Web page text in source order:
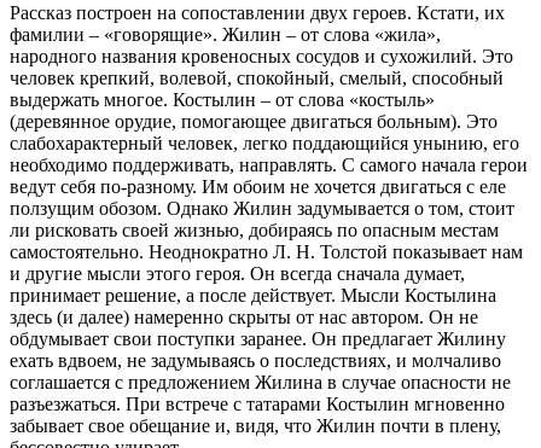
Рассказ построен на сопоставлении двух героев. Кстати, их
фамилии – «говорящие». Жилин – от слова «жила»,
народного названия кровеносных сосудов и сухожилий. Это
человек крепкий, волевой, спокойный, смелый, способный
выдержать многое. Костылин – от слова «костыль»
(деревянное орудие, помогающее двигаться больным). Это
слабохарактерный человек, легко поддающийся унынию, его
необходимо поддерживать, направлять. С самого начала герои
ведут себя по-разному. Им обоим не хочется двигаться с еле
ползущим обозом. Однако Жилин задумывается о том, стоит
ли рисковать своей жизнью, добираясь по опасным местам
самостоятельно. Неоднократно Л. Н. Толстой показывает нам
и другие мысли этого героя. Он всегда сначала думает,
принимает решение, а после действует. Мысли Костылина
здесь (и далее) намеренно скрыты от нас автором. Он не
обдумывает свои поступки заранее. Он предлагает Жилину
ехать вдвоем, не задумываясь о последствиях, и молчаливо
соглашается с предложением Жилина в случае опасности не
разъезжаться. При встрече с татарами Костылин мгновенно
забывает свое обещание и, видя, что Жилин почти в плену,